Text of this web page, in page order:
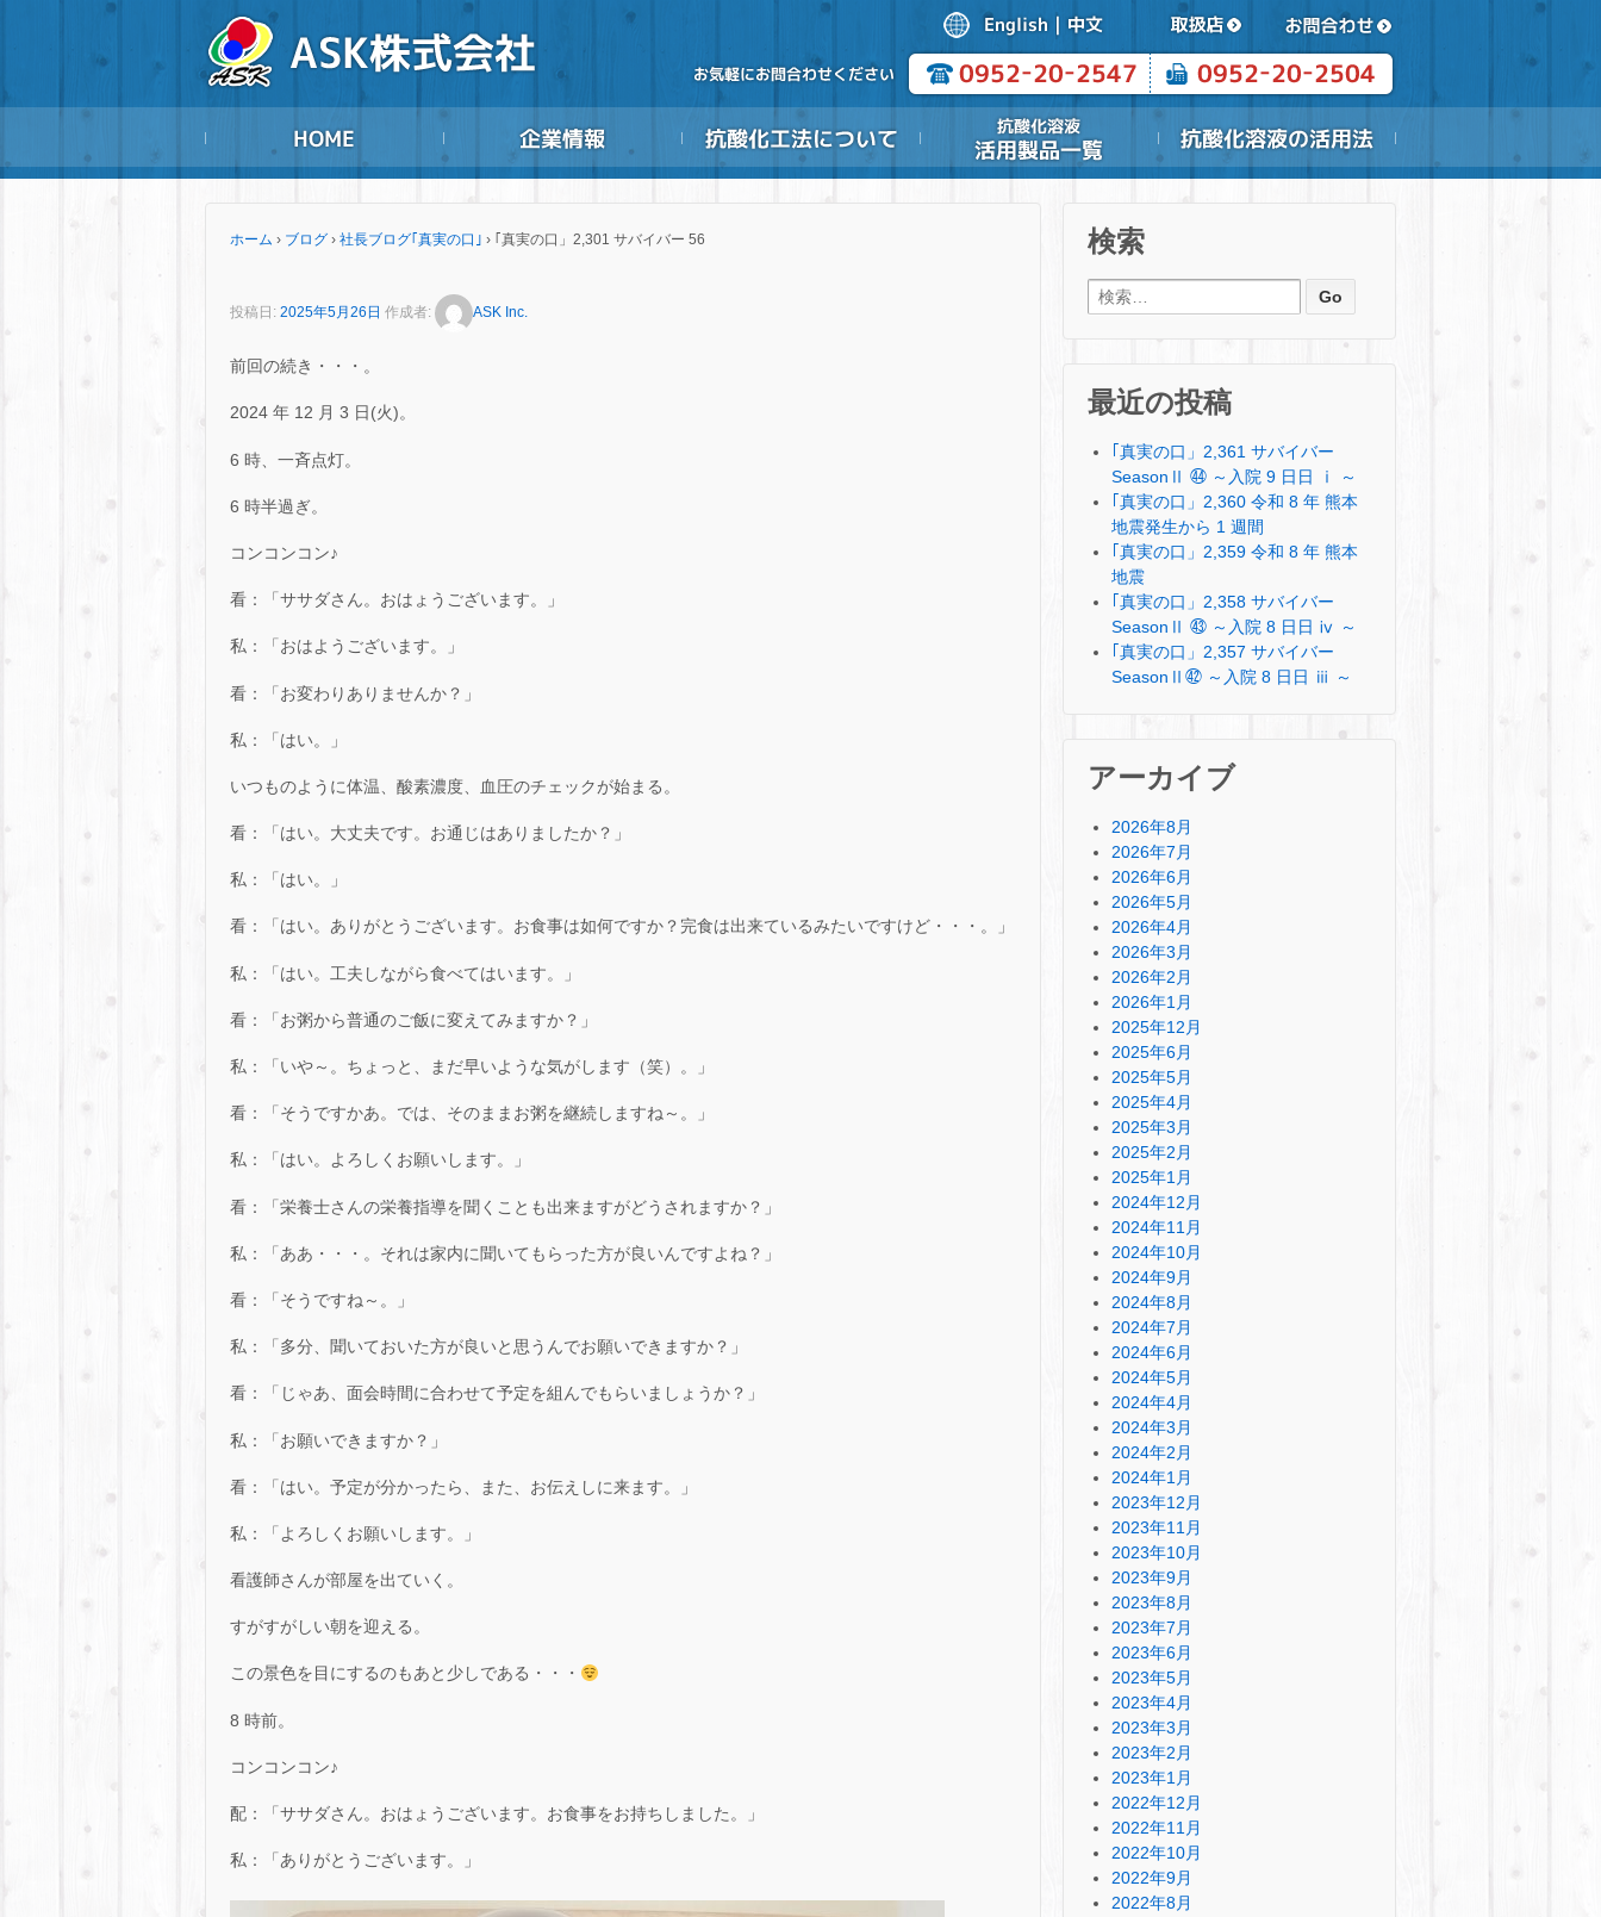
ホーム › ブログ › 社長ブログ｢真実の口｣ › ｢真実の口」2,301 サバイバー 56
投稿日: 2025年5月26日 作成者: ASK Inc.
前回の続き・・・。
2024 年 12 月 3 日(火)。
6 時、一斉点灯。
6 時半過ぎ。
コンコンコン♪
看：「ササダさん。おはょうございます。」
私：「おはようございます。」
看：「お変わりありませんか？」
私：「はい。」
いつものように体温、酸素濃度、血圧のチェックが始まる。
看：「はい。大丈夫です。お通じはありましたか？」
私：「はい。」
看：「はい。ありがとうございます。お食事は如何ですか？完食は出来ているみたいですけど・・・。」
私：「はい。工夫しながら食べてはいます。」
看：「お粥から普通のご飯に変えてみますか？」
私：「いや～。ちょっと、まだ早いような気がします（笑）。」
看：「そうですかあ。では、そのままお粥を継続しますね～。」
私：「はい。よろしくお願いします。」
看：「栄養士さんの栄養指導を聞くことも出来ますがどうされますか？」
私：「ああ・・・。それは家内に聞いてもらった方が良いんですよね？」
看：「そうですね～。」
私：「多分、聞いておいた方が良いと思うんでお願いできますか？」
看：「じゃあ、面会時間に合わせて予定を組んでもらいましょうか？」
私：「お願いできますか？」
看：「はい。予定が分かったら、また、お伝えしに来ます。」
私：「よろしくお願いします。」
看護師さんが部屋を出ていく。
すがすがしい朝を迎える。
この景色を目にするのもあと少しである・・・
8 時前。
コンコンコン♪
配：「ササダさん。おはょうございます。お食事をお持ちしました。」
私：「ありがとうございます。」
検索
検索:
最近の投稿
｢真実の口」2,361 サバイバー
SeasonⅡ ㊹ ～入院 9 日日 ⅰ ～
｢真実の口」2,360 令和 8 年 熊本
地震発生から 1 週間
｢真実の口」2,359 令和 8 年 熊本
地震
｢真実の口」2,358 サバイバー
SeasonⅡ ㊸ ～入院 8 日日 ⅳ ～
｢真実の口」2,357 サバイバー
SeasonⅡ㊷ ～入院 8 日日 ⅲ ～
アーカイブ
2026年8月
2026年7月
2026年6月
2026年5月
2026年4月
2026年3月
2026年2月
2026年1月
2025年12月
2025年6月
2025年5月
2025年4月
2025年3月
2025年2月
2025年1月
2024年12月
2024年11月
2024年10月
2024年9月
2024年8月
2024年7月
2024年6月
2024年5月
2024年4月
2024年3月
2024年2月
2024年1月
2023年12月
2023年11月
2023年10月
2023年9月
2023年8月
2023年7月
2023年6月
2023年5月
2023年4月
2023年3月
2023年2月
2023年1月
2022年12月
2022年11月
2022年10月
2022年9月
2022年8月